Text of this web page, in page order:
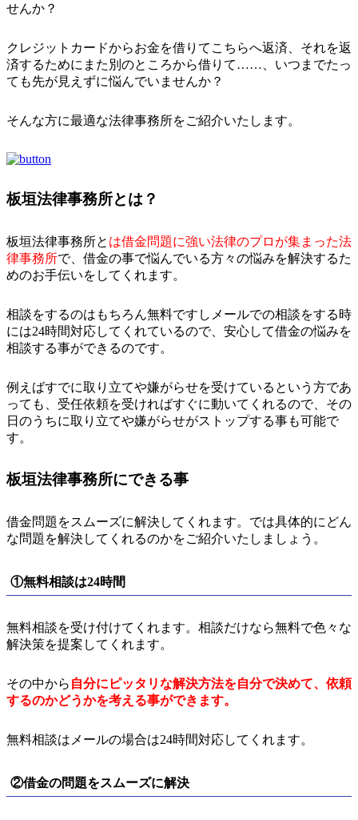
せんか？
クレジットカードからお金を借りてこちらへ返済、それを返
済するためにまた別のところから借りて……、いつまでたっ
ても先が見えずに悩んでいませんか？
そんな方に最適な法律事務所をご紹介いたします。
板垣法律事務所とは？
板垣法律事務所と は借金問題に強い法律のプロが集まった法
律事務所で、借金の事で悩んでいる方々の悩みを解決するた
めのお手伝いをしてくれます。
相談をするのはもちろん無料ですしメールでの相談をする時
には24時間対応してくれているので、安心して借金の悩みを
相談する事ができるのです。
例えばすでに取り立てや嫌がらせを受けているという方であ
っても、受任依頼を受ければすぐに動いてくれるので、その
日のうちに取り立てや嫌がらせがストップする事も可能で
す。
板垣法律事務所にできる事
借金問題をスムーズに解決してくれます。では具体的にどん
な問題を解決してくれるのかをご紹介いたしましょう。
①無料相談は24時間
無料相談を受け付けてくれます。相談だけなら無料で色々な
解決策を提案してくれます。
その中から 自分にピッタリな解決方法を自分で決めて、依頼
するのかどうかを考える事ができます。
無料相談はメールの場合は24時間対応してくれます。
②借金の問題をスムーズに解決